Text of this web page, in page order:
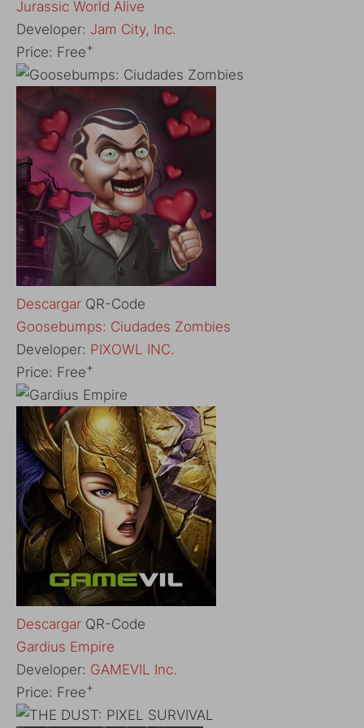
‎Jurassic World Alive
Developer: Jam City, Inc.
Price: Free+
Descargar QR-Code
‎Goosebumps: Ciudades Zombies
Developer: PIXOWL INC.
Price: Free+
Descargar QR-Code
Gardius Empire
Developer: GAMEVIL Inc.
Price: Free+